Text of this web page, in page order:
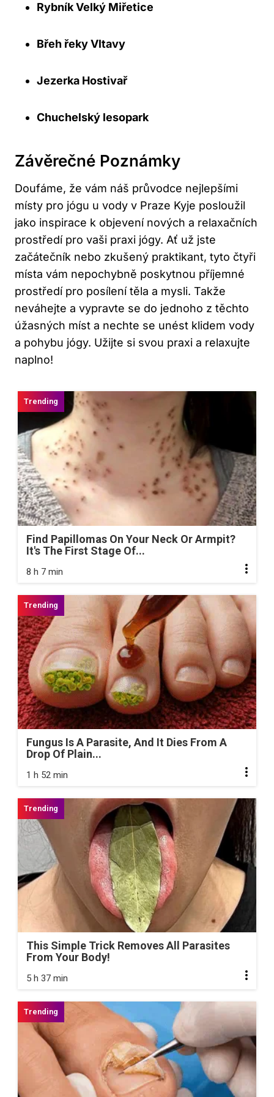
Rybník Velký Miřetice
Břeh řeky Vltavy
Jezerka Hostivař
Chuchelský lesopark
Závěrečné Poznámky
Doufáme, že vám náš průvodce nejlepšími
místy pro jógu u vody v Praze Kyje posloužil
jako inspirace k objevení nových a relaxačních
prostředí pro vaši praxi jógy. Ať už jste
začátečník nebo zkušený praktikant, tyto čtyři
místa vám nepochybně poskytnou příjemné
prostředí pro posílení těla a mysli. Takže
neváhejte a vypravte se do jednoho z těchto
úžasných míst a nechte se unést klidem vody
a pohybu jógy. Užijte si svou praxi a relaxujte
naplno!
Find Papillomas On Your Neck Or Armpit?
It's The First Stage Of...
8 h 7 min
Fungus Is A Parasite, And It Dies From A
Drop Of Plain...
1 h 52 min
This Simple Trick Removes All Parasites
From Your Body!
5 h 37 min